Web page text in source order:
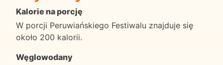
Kalorie na porcję
W porcji Peruwiańskiego Festiwalu znajduje się
około 200 kalorii.
Węglowodany